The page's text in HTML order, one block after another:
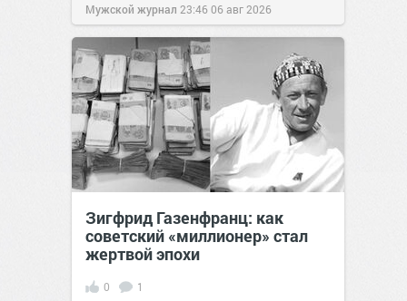
Мужской журнал 23:4606 авг 2026
Зигфрид Газенфранц: как
советский «миллионер» стал
жертвой эпохи
0 1